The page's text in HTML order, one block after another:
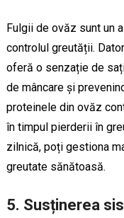
Fulgii de ovăz sunt un
controlul greutății.
oferă o senzație de
de mâncare și
proteinele din ovăz
în timpul pierderii în
zilnică, poți gestiona
greutate sănătoasă.
5. Susținerea